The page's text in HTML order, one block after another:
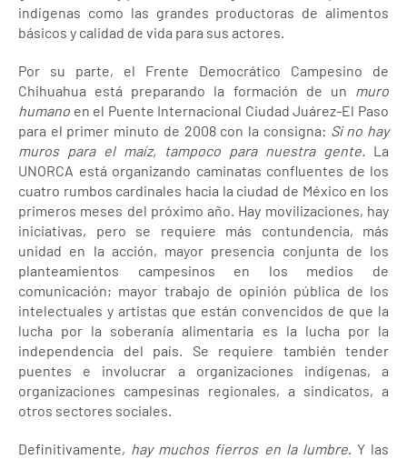
indígenas como las grandes productoras de alimentos
básicos y calidad de vida para sus actores.
Por su parte, el Frente Democrático Campesino de
Chihuahua está preparando la formación de un muro
humano en el Puente Internacional Ciudad Juárez-El Paso
para el primer minuto de 2008 con la consigna: Si no hay
muros para el maíz, tampoco para nuestra gente. La
UNORCA está organizando caminatas confluentes de los
cuatro rumbos cardinales hacia la ciudad de México en los
primeros meses del próximo año. Hay movilizaciones, hay
iniciativas, pero se requiere más contundencia, más
unidad en la acción, mayor presencia conjunta de los
planteamientos campesinos en los medios de
comunicación; mayor trabajo de opinión pública de los
intelectuales y artistas que están convencidos de que la
lucha por la soberanía alimentaria es la lucha por la
independencia del país. Se requiere también tender
puentes e involucrar a organizaciones indígenas, a
organizaciones campesinas regionales, a sindicatos, a
otros sectores sociales.
Definitivamente, hay muchos fierros en la lumbre. Y las